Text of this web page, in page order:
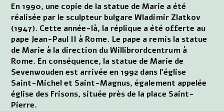
En 1990, une copie de la statue de Marie a été
réalisée par le sculpteur bulgare Wladimir Zlatkov
(1947). Cette année-là, la réplique a été offerte au
pape Jean-Paul II à Rome. Le pape a remis la statue
de Marie à la direction du Willibrordcentrum à
Rome. En conséquence, la statue de Marie de
Sevenwouden est arrivée en 1992 dans l'église
Saint-Michel et Saint-Magnus, également appelée
église des Frisons, située près de la place Saint-
Pierre.